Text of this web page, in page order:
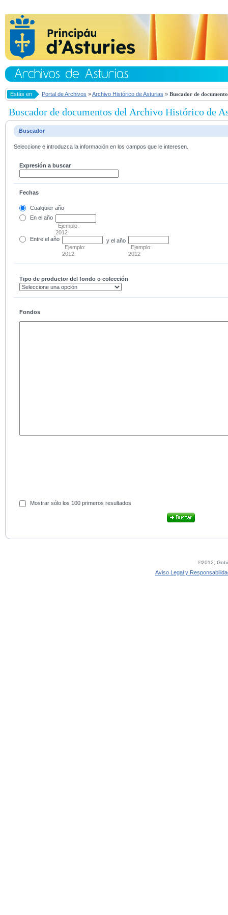
Estás en Portal de Archivos »Archivo Histórico de Asturias » Buscador de
Buscador de documentos del Archivo Histórico de
Buscador
Seleccione e introduzca la información en los campos que le interesen.
Expresión a buscar
Fechas
Cualquier año
En el año
Ejemplo:
2012
Entre el año
Ejemplo:
2012
y el año
Ejemplo:
2012
Tipo de productor del fondo o colección
Fondos
Mostrar sólo los 100 primeros resultados
©2012,
Aviso Legal y